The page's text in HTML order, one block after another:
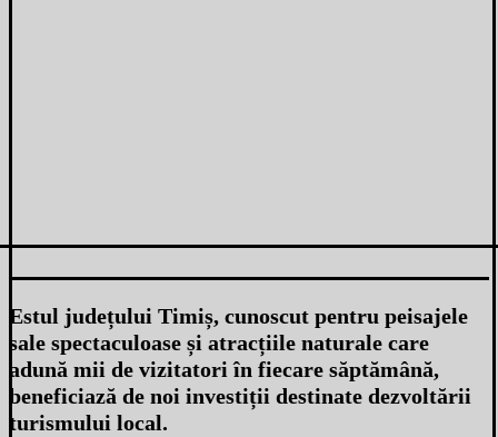
Estul județului Timiș, cunoscut pentru peisajele
sale spectaculoase și atracțiile naturale care
adună mii de vizitatori în fiecare săptămână,
beneficiază de noi investiții destinate dezvoltării
turismului local.